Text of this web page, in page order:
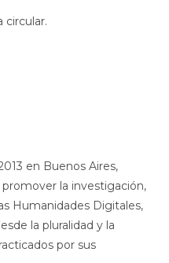
circular.
en Buenos Aires,
la investigación,
Humanidades Digitales,
la pluralidad y la
por sus